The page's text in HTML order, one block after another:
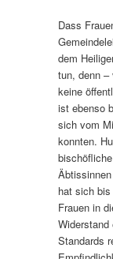
Dass
dem
tun, denn –
keine
ist ebenso
sich vom
konnten.
hat sich
Frauen in
Standards